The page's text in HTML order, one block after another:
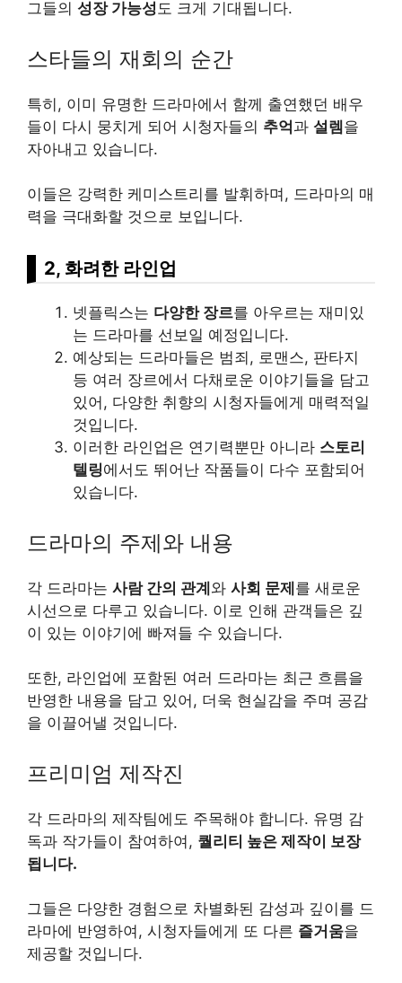
그들의 성장 가능성도 크게 기대됩니다.
스타들의 재회의 순간
특히, 이미 유명한 드라마에서 함께 출연했던 배우
들이 다시 뭉치게 되어 시청자들의 추억과 설렘을
자아내고 있습니다.
이들은 강력한 케미스트리를 발휘하며, 드라마의 매
력을 극대화할 것으로 보입니다.
2, 화려한 라인업
넷플릭스는 다양한 장르를 아우르는 재미있
는 드라마를 선보일 예정입니다.
예상되는 드라마들은 범죄, 로맨스, 판타지
등 여러 장르에서 다채로운 이야기들을 담고
있어, 다양한 취향의 시청자들에게 매력적일
것입니다.
이러한 라인업은 연기력뿐만 아니라 스토리
텔링에서도 뛰어난 작품들이 다수 포함되어
있습니다.
드라마의 주제와 내용
각 드라마는 사람 간의 관계와 사회 문제를 새로운
시선으로 다루고 있습니다. 이로 인해 관객들은 깊
이 있는 이야기에 빠져들 수 있습니다.
또한, 라인업에 포함된 여러 드라마는 최근 흐름을
반영한 내용을 담고 있어, 더욱 현실감을 주며 공감
을 이끌어낼 것입니다.
프리미엄 제작진
각 드라마의 제작팀에도 주목해야 합니다. 유명 감
독과 작가들이 참여하여, 퀄리티 높은 제작이 보장
됩니다.
그들은 다양한 경험으로 차별화된 감성과 깊이를 드
라마에 반영하여, 시청자들에게 또 다른 즐거움을
제공할 것입니다.